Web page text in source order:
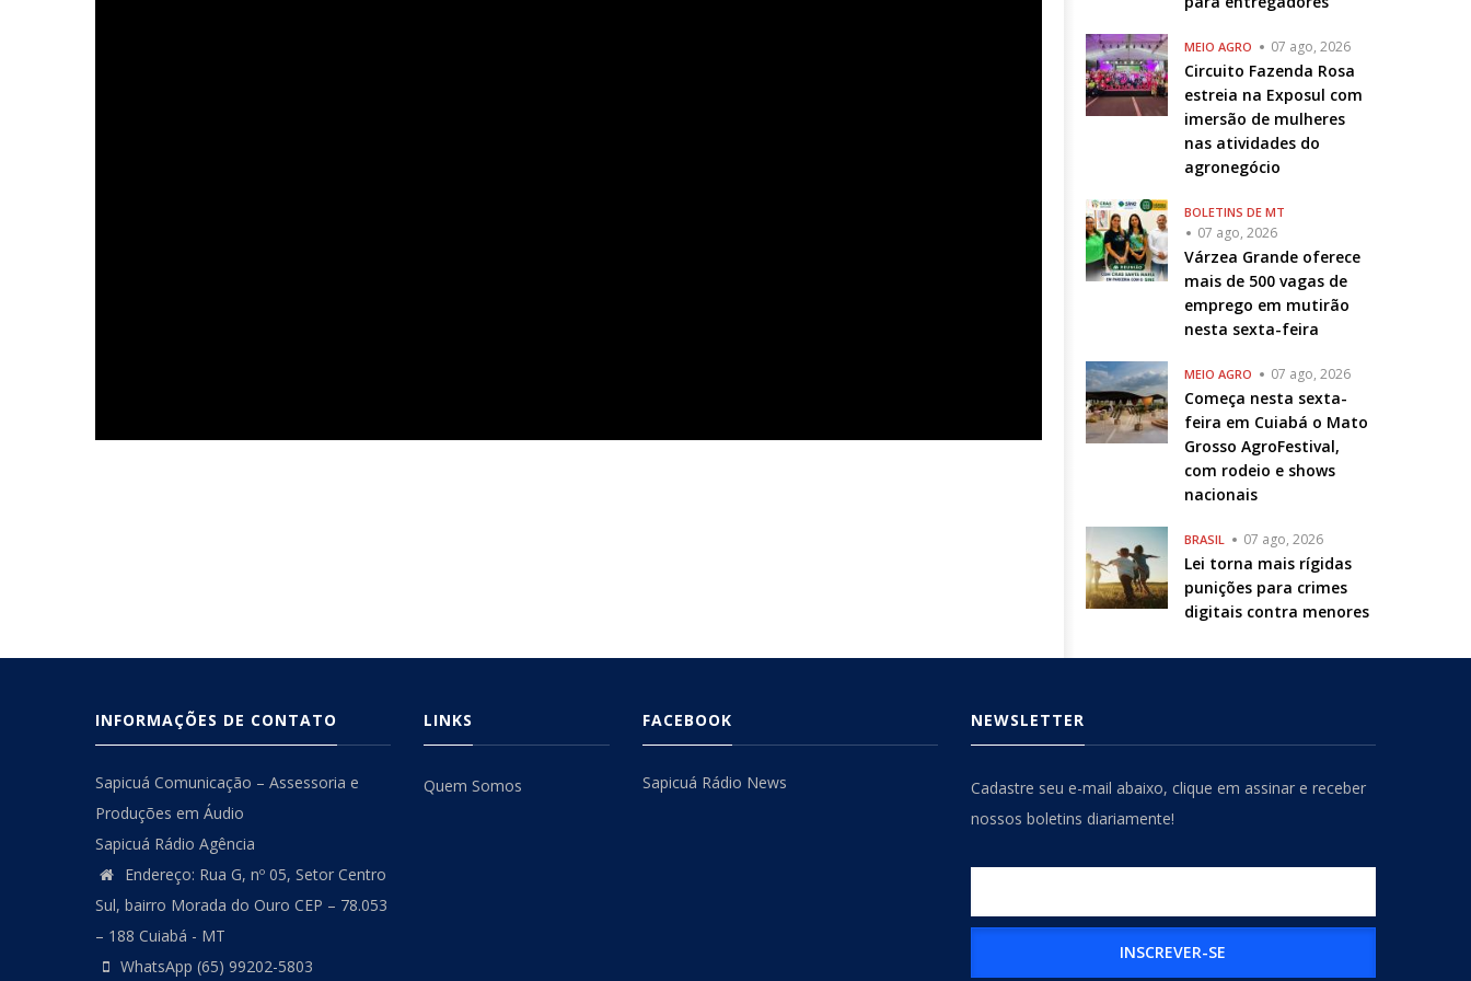
MEIO AGRO 07 ago, 2026
Circuito Fazenda Rosa
estreia na Exposul com
imersão de mulheres
nas atividades do
agronegócio
BOLETINS DE MT
07 ago, 2026
Várzea Grande oferece
mais de 500 vagas de
emprego em mutirão
nesta sexta-feira
MEIO AGRO 07 ago, 2026
Começa nesta sexta-
feira em Cuiabá o Mato
Grosso AgroFestival,
com rodeio e shows
nacionais
BRASIL 07 ago, 2026
Lei torna mais rígidas
punições para crimes
digitais contra menores
INFORMAÇÕES DE CONTATO
Sapicuá Comunicação – Assessoria e
Produções em Áudio
Sapicuá Rádio Agência
Endereço: Rua G, nº 05, Setor Centro
Sul, bairro Morada do Ouro CEP – 78.053
– 188 Cuiabá - MT
WhatsApp (65) 99202-5803
LINKS
Quem Somos
FACEBOOK
Sapicuá Rádio News
NEWSLETTER
Cadastre seu e-mail abaixo, clique em assinar e receber
nossos boletins diariamente!